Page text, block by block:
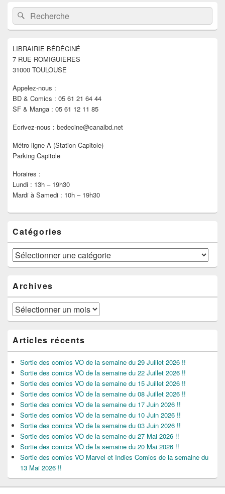
Zone
principale
de
widget
barre
latérale
Recherche :Rechercher
LIBRAIRIE BÉDÉCINÉ
7 RUE ROMIGUIÈRES
31000 TOULOUSE
Appelez-nous :
BD & Comics : 05 61 21 64 44
SF & Manga : 05 61 12 11 85
Ecrivez-nous : bedecine@canalbd.net
Métro ligne A (Station Capitole)
Parking Capitole
Horaires :
Lundi : 13h – 19h30
Mardi à Samedi : 10h – 19h30
Catégories
Catégories
Archives
Archives
Articles récents
Sortie des comics VO de la semaine du 29 Juillet 2026 !!
Sortie des comics VO de la semaine du 22 Juillet 2026 !!
Sortie des comics VO de la semaine du 15 Juillet 2026 !!
Sortie des comics VO de la semaine du 08 Juillet 2026 !!
Sortie des comics VO de la semaine du 17 Juin 2026 !!
Sortie des comics VO de la semaine du 10 Juin 2026 !!
Sortie des comics VO de la semaine du 03 Juin 2026 !!
Sortie des comics VO de la semaine du 27 Mai 2026 !!
Sortie des comics VO de la semaine du 20 Mai 2026 !!
Sortie des comics VO Marvel et Indies Comics de la semaine du
13 Mai 2026 !!